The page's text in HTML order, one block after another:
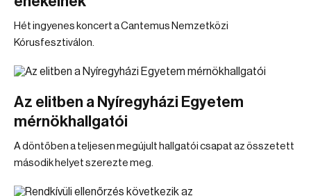
Hét ingyenes koncert a Cantemus Nemzetközi
Kórusfesztiválon.
Az elitben a Nyíregyházi Egyetem
mérnökhallgatói
A döntőben a teljesen megújult hallgatói csapat az összetett
második helyet szerezte meg.